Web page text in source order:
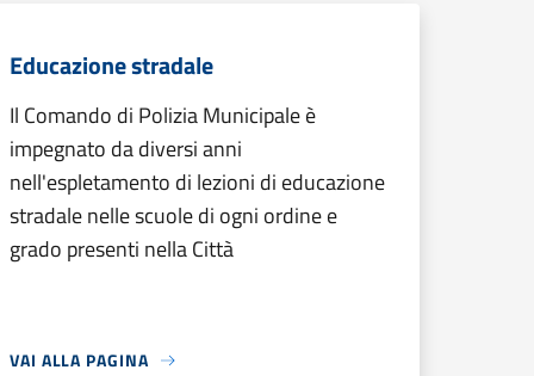
Educazione stradale
Il Comando di Polizia Municipale è
impegnato da diversi anni
nell'espletamento di lezioni di educazione
stradale nelle scuole di ogni ordine e
grado presenti nella Città
VAI ALLA PAGINA